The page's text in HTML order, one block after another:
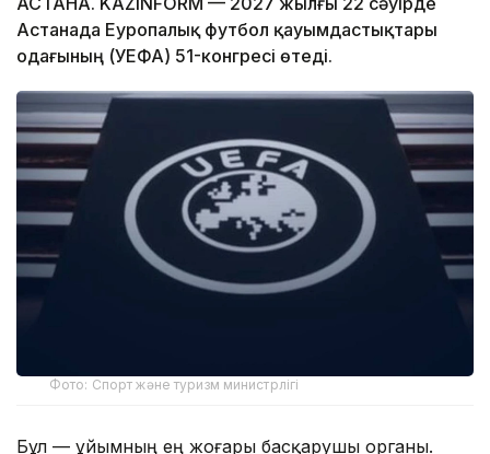
Астанада Еуропалық футбол қауымдастықтары
одағының (УЕФА) 51-конгресі өтеді.
Фото: Спорт және туризм министрлігі
Бұл — ұйымның ең жоғары басқарушы органы.